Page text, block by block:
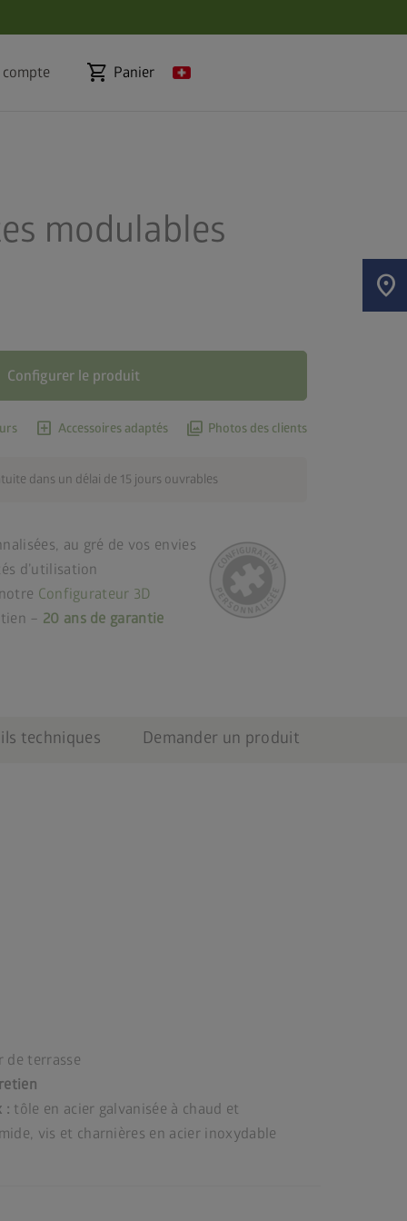
shopping_cart Panier
modulables
Configurer le produit
add_box Accessoires adaptés photo_library Photos des clients
dans un délai de 15 jours ouvrables
au gré de vos envies
d’utilisation
Configurateur 3D
– 20 ans de garantie
techniques Demander un produit
de terrasse
: tôle en acier galvanisée à chaud et
vis et charnières en acier inoxydable
location_on